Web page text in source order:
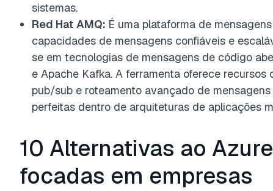
sistemas.
Red Hat AMQ: É uma plataforma de
capacidades de mensagens confiáveis e
se em tecnologias de mensagens de código
e Apache Kafka. A ferramenta oferece
pub/sub e roteamento avançado de
perfeitas dentro de arquiteturas de aplicações
10 Alternativas ao
focadas em empresas